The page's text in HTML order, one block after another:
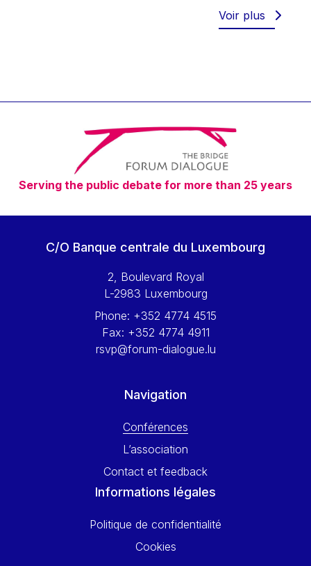
Timothy Radcliffe
Vaclav Klaus
Vassilios Skouris
Vítor Manuel da Silva Caldeira
Viviane Reding
Walter Hagg
Wolfgang Ketterle
Yossi Beillin
Yves FRANCHET
Voir plus
Serving the public debate for more than 25 years
C/O Banque centrale du Luxembourg
2, Boulevard Royal
L-2983 Luxembourg
Phone: +352 4774 4515
Fax: +352 4774 4911
rsvp@forum-dialogue.lu
Navigation
Conférences
L’association
Contact et feedback
Informations légales
Politique de confidentialité
Cookies